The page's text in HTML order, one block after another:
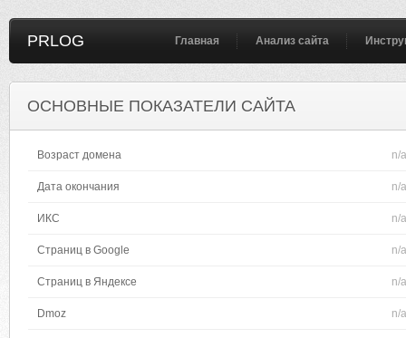
PRLOG Главная Анализ сайта
ОСНОВНЫЕ ПОКАЗАТЕЛИ САЙТА
Возраст домена n/a
Дата окончания n/a
ИКС n/a
Страниц в Google n/a
Страниц в Яндексе n/a
Dmoz n/a